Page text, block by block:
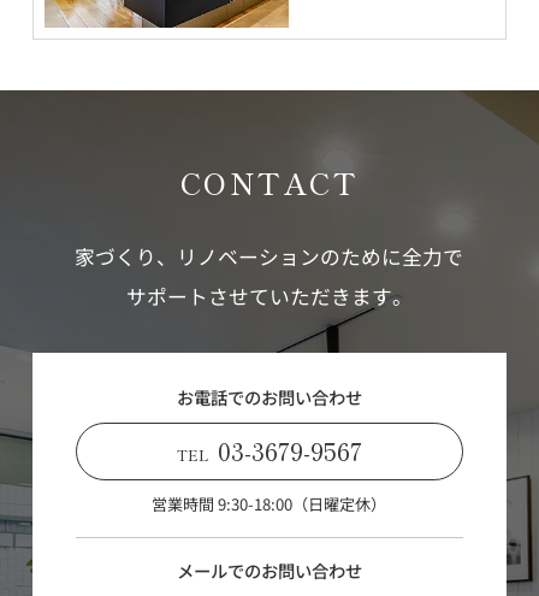
CONTACT
家づくり、リノベーションのために全力で
サポートさせていただきます。
お電話でのお問い合わせ
TEL 03-3679-9567
営業時間 9:30-18:00（日曜定休）
メールでのお問い合わせ